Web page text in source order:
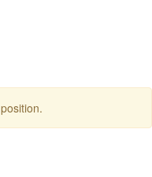
position.